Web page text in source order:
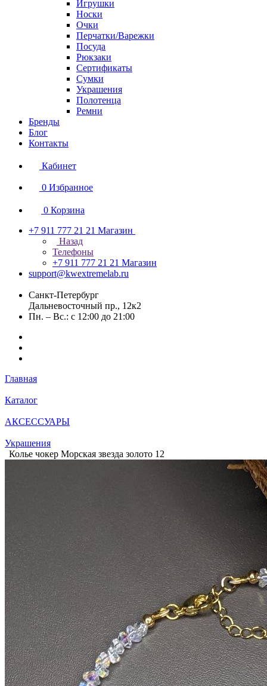
Игрушки
Носки
Очки
Перчатки/Варежки
Посуда
Рюкзаки
Сертификаты
Сумки
Украшения
Полотенца
Ремни
Бренды
Блог
Контакты
Кабинет
0 Избранное
0 Корзина
+7 911 777 21 21 Магазин
Назад
Телефоны
+7 911 777 21 21 Магазин
support@kwextremelab.ru
Санкт-Петербург
Дальневосточный пр., 12к2
Пн. – Вс.: с 12:00 до 21:00
Главная
Каталог
АКСЕССУАРЫ
Украшения
Колье чокер Морская звезда золото 12